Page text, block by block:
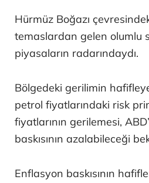
Hürmüz Boğazı
temaslardan gelen olumlu
piyasaların radarındaydı.
Bölgedeki gerilimin
petrol fiyatlarındaki risk
fiyatlarının gerilemesi,
baskısının azalabileceği
Enflasyon baskısının